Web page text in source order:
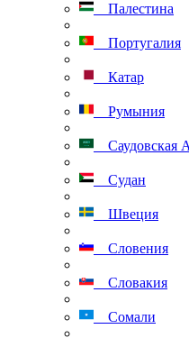
Палестина
Португалия
Катар
Румыния
Саудовская
Судан
Швеция
Словения
Словакия
Сомали